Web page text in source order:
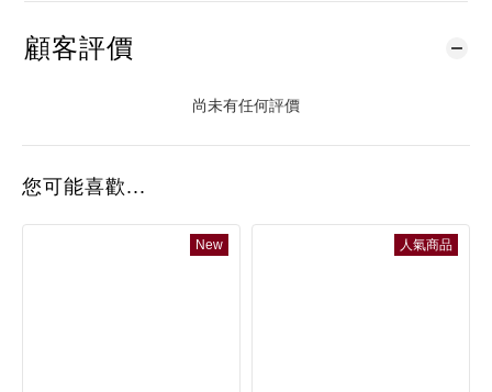
顧客評價
尚未有任何評價
您可能喜歡...
New 人氣商品